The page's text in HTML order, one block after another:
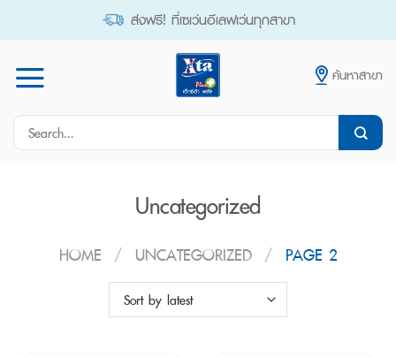
ส่งฟรี! ที่เซเว่นอีเลฟเว่นทุกสาขา
ค้นหาสาขา
Search
Uncategorized
HOME / UNCATEGORIZED / PAGE 2